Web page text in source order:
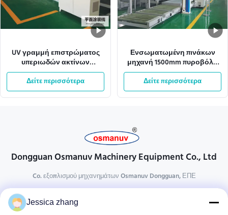
UV γραμμή επιστρώματος
υπεριωδών ακτίνων
μηχανών βερνικιών ISO9001
L10000mm
Δείτε περισσότερα
Ενσωματωμένη πινάκων
μηχανή 1500mm πυροβόλο
όπλο ψεκασμού 380VAC
επιστρώματος γραμμών UV
Δείτε περισσότερα
Dongguan Osmanuv Machinery Equipment Co., Ltd
Co. εξοπλισμού μηχανημάτων Osmanuv Dongguan, ΕΠΕ
Jessica zhang